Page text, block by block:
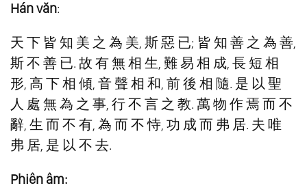
22.Đạo Đức Kinh: Chương 18. Tục Bạc
23.Đạo Đức Kinh: Chương 19. Hoàn Thuần
24. Đạo Đức Kinh: Chương 20. Dị Tục
25.Đạo Đức Kinh: Chương 21. Hư Tâm
26. Đạo Đức Kinh: Chương 22. Ích Khiêm
27. Đạo Đức Kinh: Chương 23. Hư Vô
28.Đạo Đức Kinh: Chương 24. Khổ Ân
Hán văn:
天 下 皆 知 美 之 為 美, 斯 惡 已; 皆 知 善 之 為 善,
斯 不 善 已. 故 有 無 相 生, 難 易 相 成, 長 短 相
形, 高 下 相 傾, 音 聲 相 和, 前 後 相 隨. 是 以 聖
人 處 無 為 之 事, 行 不 言 之 教. 萬 物 作 焉 而 不
辭, 生 而 不 有, 為 而 不 恃, 功 成 而 弗 居. 夫 唯
弗 居, 是 以 不 去.
Phiên âm: